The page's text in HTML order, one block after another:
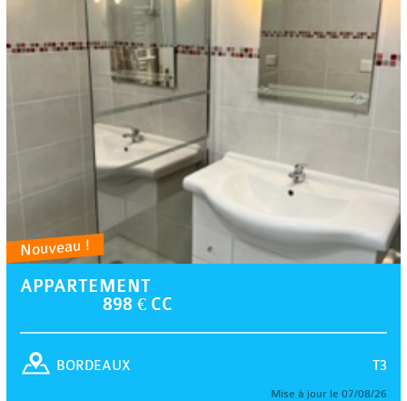
Nouveau !
APPARTEMENT
898 € CC
T3
BORDEAUX
Mise à jour le 07/08/26